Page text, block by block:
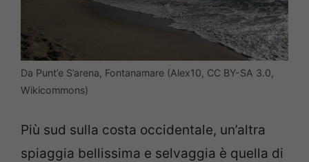
Da Punt’e S’arena, Fontanamare (Alex10, CC BY-SA 3.0,
Wikicommons)
Più sud sulla costa occidentale, un’altra
spiaggia bellissima e selvaggia è quella di